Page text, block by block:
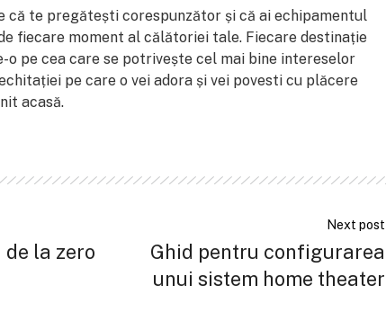
că te pregătești corespunzător și că ai echipamentul
fiecare moment al călătoriei tale. Fiecare destinație
o pe cea care se potrivește cel mai bine intereselor
pe care o vei adora și vei povesti cu plăcere
acasă.
de la zero
Next post
Ghid pentru configurarea
unui sistem home theater